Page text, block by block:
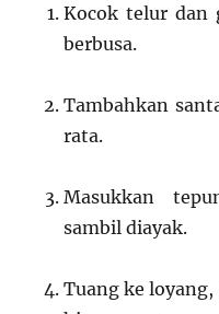
Kocok telur dan
berbusa.
Tambahkan
rata.
Masukkan
sambil diayak.
Tuang ke